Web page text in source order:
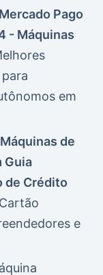
Pago
- Máquinas
em
de
Guia
de Crédito
e